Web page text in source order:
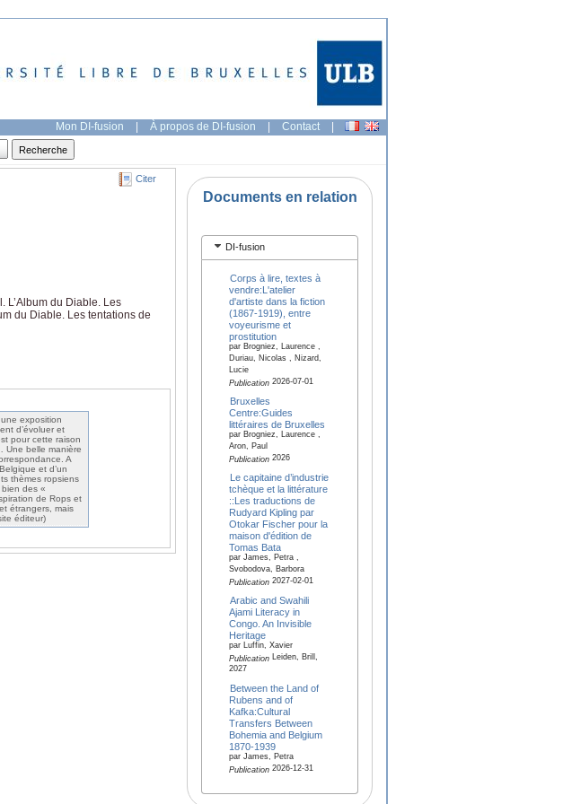
Mon DI-fusion | À propos de DI-fusion | Contact |
Citer
L’Album du Diable. Les
du Diable. Les tentations de
exposition
d’évoluer et
pour cette raison
Une belle manière
A
et d’un
thèmes ropsiens
bien des «
de Rops et
étrangers, mais
éditeur)
Documents en relation
DI-fusion
Corps à lire, textes à
vendre:L'atelier
d'artiste dans la fiction
(1867-1919), entre
voyeurisme et
prostitution
par Brogniez, Laurence ,
Duriau, Nicolas , Nizard,
Lucie
Publication2026-07-01
Bruxelles
Centre:Guides
littéraires de Bruxelles
par Brogniez, Laurence ,
Aron, Paul
Publication2026
Le capitaine d’industrie
tchèque et la littérature
::Les traductions de
Rudyard Kipling par
Otokar Fischer pour la
maison d'édition de
Tomas Bata
par James, Petra ,
Svobodova, Barbora
Publication2027-02-01
Arabic and Swahili
Ajami Literacy in
Congo. An Invisible
Heritage
par Luffin, Xavier
PublicationLeiden, Brill,
2027
Between the Land of
Rubens and of
Kafka:Cultural
Transfers Between
Bohemia and Belgium
1870-1939
par James, Petra
Publication2026-12-31